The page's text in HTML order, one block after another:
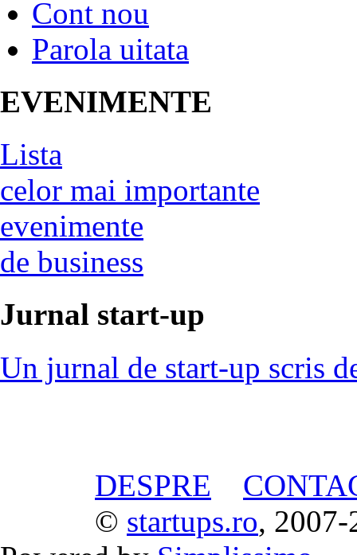
Cont nou
Parola uitata
EVENIMENTE
Lista
celor mai importante
evenimente
de business
Jurnal start-up
Un jurnal de start-up scris
DESPRE
© startups.ro, 2007-